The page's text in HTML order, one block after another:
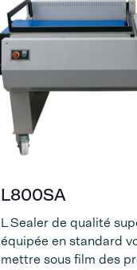
L800SA
L Sealer de qualité
équipée en standard
mettre sous film des